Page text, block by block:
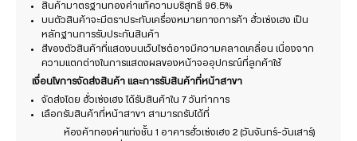
สินค้ามาตรฐานทองคำแท้ความบริสุทธิ์ 96.5%
บนตัวสินค้าจะมีตราประทับเครื่องหมายทางการค้า ฮั่วเซ่งเฮง เป็น
หลักฐานการรับประกันสินค้า
สีของตัวสินค้าที่แสดงบนเว็บไซต์อาจมีความคลาดเคลื่อน เนื่องจาก
ความแตกต่างในการแสดงผลของหน้าจออุปกรณ์ที่ลูกค้าใช้
เงื่อนไขการจัดส่งสินค้า และการรับสินค้าที่หน้าสาขา
จัดส่งโดย ฮั่วเซ่งเฮง ได้รับสินค้าใน 7 วันทำการ
เลือกรับสินค้าที่หน้าสาขา สามารถรับได้ที่
ห้องค้าทองคำแท่งชั้น 1 อาคารฮั่วเซ่งเฮง 2 (วันจันทร์-วันเสาร์)